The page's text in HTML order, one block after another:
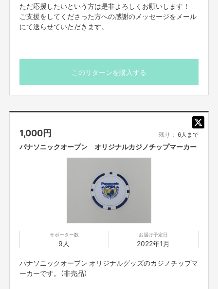
松井由美さん。
「仕方のない事なのですが、遊具も年々安全面の問題で、
間引きされていって少なくなってるし、
でも、地域の運動会が出来るくらい広いし、
春になったら桜も咲き、凄く綺麗な場所なので、
ちょっとでも子どもたちからお年寄りまで楽しめる
公園になったらいいなと…
そう思って応募しました。」
植田児童遊園の現状とは！？
とても広い公園ですが、確かに遊具も古いですね。
ただ応援したいという方は是非よろしくお願いします！
ご支援をしてくださった方への感謝のメッセージをメール
にて送らせていただきます。
このリターンを購入する
1,000円 残り： 6人まで
パナソニックオープン オリジナルカジノチップマーカー
サポーター数
9人
お届け予定日
2022年1月
パナソニックオープン オリジナルグッズのカジノチップマ
ーカーです。（非売品）